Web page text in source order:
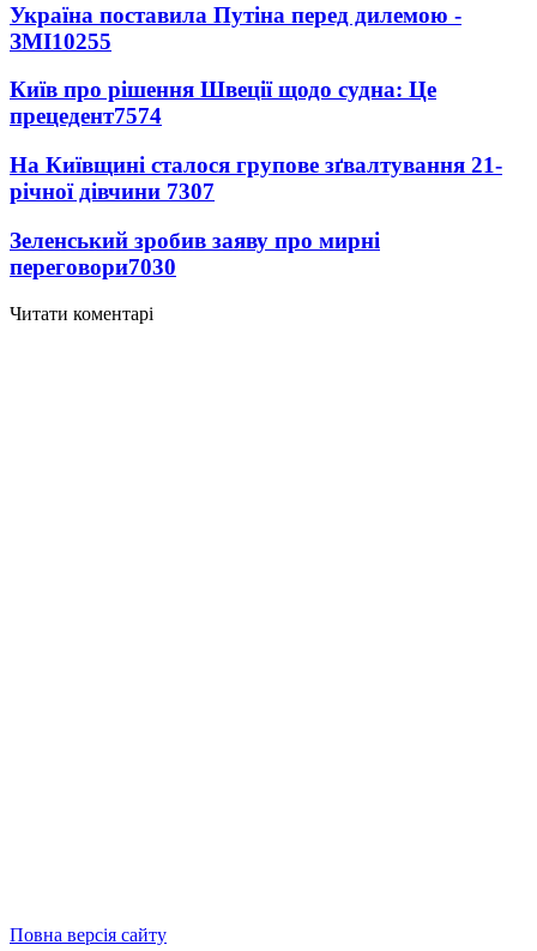
Україна поставила Путіна перед дилемою -
ЗМІ10255
Київ про рішення Швеції щодо судна: Це
прецедент7574
На Київщині сталося групове зґвалтування 21-
річної дівчини 7307
Зеленський зробив заяву про мирні
переговори7030
Читати коментарі
Повна версія сайту